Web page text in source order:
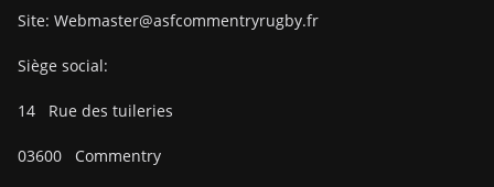
Site: Webmaster@asfcommentryrugby.fr
Siège social:
14 Rue des tuileries
03600 Commentry